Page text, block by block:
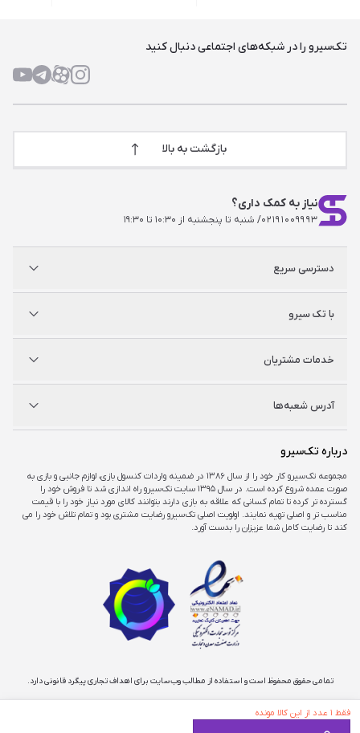
فقط ۱ عدد از این کالا مونده
تک‌سیرو را در شبکه‌های اجتماعی دنبال کنید
نیاز به کمک داری؟
۰۲۱۹۱۰۰۹۹۹۳/ شنبه تا پنجشنبه از ۱۰:۳۰ تا ۱۹:۳۰
بازگشت به بالا
دسترسی سریع
ایکس‌باکس
شگفت سیرو
با تک سیرو
راه‌های ارتباطی
مجله خبری
خدمات مشتریان
راهنمای اکانت‌ها
شرایط و قوانین
آدرس شعبه‌ها
شعبه مرکزی
شعبه چارسو
تهران، خیابان جمهوری، تقاطع حافظ، پاساژ چارسو، طبقه منفی یک، پلاک A۴۸
شعبه اپال
درباره تک‌سیرو
مجموعه تک‌سیرو کار خود را از سال ۱۳۸۶ در ضمینه واردات کنسول بازی، لوازم جانبی و بازی به
صورت عمده شروع کرده است. در سال ۱۳۹۵ سایت تک‌سیرو راه اندازی شد تا فروش خود را
گسترده تر کرده تا تمام کسانی که علاقه به بازی دارند بتوانند کالای مورد نیاز خود را با قیمت
مناسب تر و اصلی تهیه نمایند. اولویت اصلی تک‌سیرو رضایت مشتری بود و تمام تلاش خود را می
کند تا رضایت کامل شما عزیزان را بدست آورد.
تمامی حقوق محفوظ است و استفاده از مطالب وب‌سایت برای اهداف تجاری پیگرد قانونی دارد.